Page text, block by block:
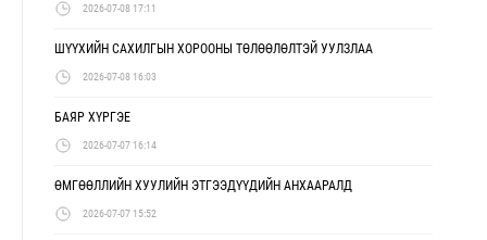
2026-07-08 17:11
ШҮҮХИЙН САХИЛГЫН ХОРООНЫ ТӨЛӨӨЛӨЛТЭЙ УУЛЗЛАА
2026-07-08 16:03
БАЯР ХҮРГЭЕ
2026-07-07 16:14
ӨМГӨӨЛЛИЙН ХУУЛИЙН ЭТГЭЭДҮҮДИЙН АНХААРАЛД
2026-07-07 15:52